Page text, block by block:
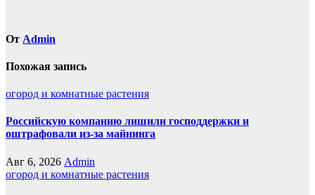
От Admin
Похожая запись
огород и комнатные растения
Российскую компанию лишили господдержки и
оштрафовали из-за майнинга
Авг 6, 2026 Admin
огород и комнатные растения